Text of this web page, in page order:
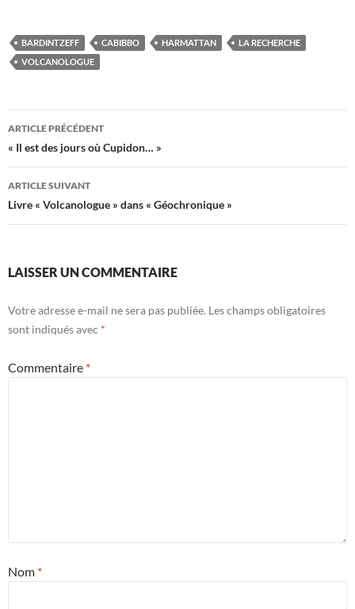
BARDINTZEFF CABIBBO HARMATTAN
LA RECHERCHE
VOLCANOLOGUE
Navigation
des
articles
ARTICLE PRÉCÉDENT
« Il est des jours où Cupidon… »
ARTICLE SUIVANT
Livre « Volcanologue » dans « Géochronique »
LAISSER UN COMMENTAIRE
Votre adresse e-mail ne sera pas publiée. Les champs obligatoires
sont indiqués avec *
Commentaire *
Nom *